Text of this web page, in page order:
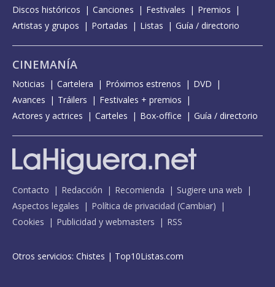
Discos históricos
Canciones Festivales
Premios
Artistas y grupos
Portadas Listas Guía / directorio
CINEMANÍA
Noticias Cartelera Próximos estrenos
DVD
Avances
Tráilers
Festivales + premios
Actores y actrices
Carteles Box-office Guía / directorio
Contacto Redacción Recomienda
Sugiere una web
Aspectos legales
Política de privacidad (Cambiar)
Cookies
Publicidad y webmasters RSS
Otros servicios: Chistes | Top10Listas.com